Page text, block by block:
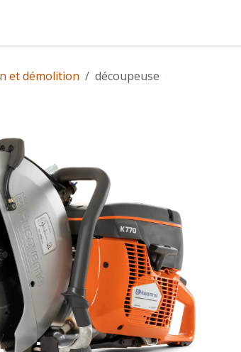
et démolition découpeuse